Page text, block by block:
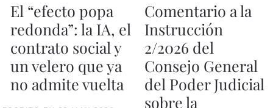
El “efecto popa
redonda”: la IA, el
contrato social y
un velero que ya
no admite vuelta
Comentario a la
Instrucción
2/2026 del
Consejo General
del Poder Judicial
sobre la